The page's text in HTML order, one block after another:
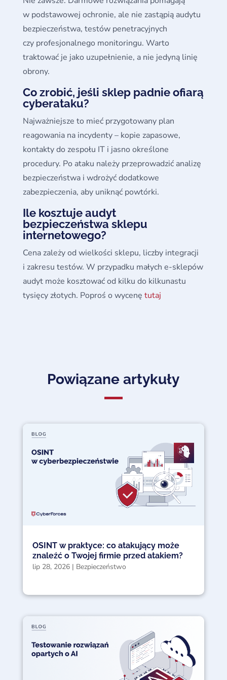
w podstawowej ochronie, ale nie zastąpią audytu
bezpieczeństwa, testów penetracyjnych
czy profesjonalnego monitoringu. Warto
traktować je jako uzupełnienie, a nie jedyną linię
obrony.
Co zrobić, jeśli sklep padnie ofiarą
cyberataku?
Najważniejsze to mieć przygotowany plan
reagowania na incydenty – kopie zapasowe,
kontakty do zespołu IT i jasno określone
procedury. Po ataku należy przeprowadzić analizę
bezpieczeństwa i wdrożyć dodatkowe
zabezpieczenia, aby uniknąć powtórki.
Ile kosztuje audyt
bezpieczeństwa sklepu
internetowego?
Cena zależy od wielkości sklepu, liczby integracji
i zakresu testów. W przypadku małych e-sklepów
audyt może kosztować od kilku do kilkunastu
tysięcy złotych. Poproś o wycenę tutaj
Powiązane artykuły
OSINT w praktyce: co atakujący może
znaleźć o Twojej firmie przed atakiem?
lip 28, 2026| Bezpieczeństwo